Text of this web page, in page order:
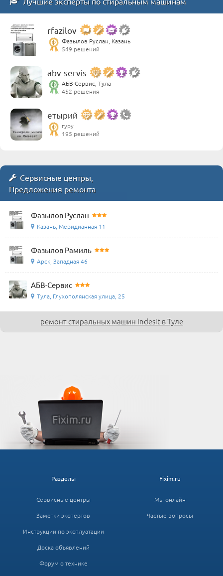
rfazilov
Фазылов Руслан, Казань
549 решений
abv-servis
АБВ-Сервис, Тула
452 решения
етырий
гуру
195 решений
Сервисные центры,
Предложения ремонта
Фазылов Руслан
Казань, Меридианная 11
Фазылов Рамиль
Арск, Западная 46
АБВ-Сервис
Тула, Глухополянская улица, 25
ремонт стиральных машин Indesit в Туле
Fixim.ru
Мы онлайн
Частые вопросы
Разделы
Сервисные центры
Заметки экспертов
Инструкции по эксплуатации
Доска объявлений
Форум о технике